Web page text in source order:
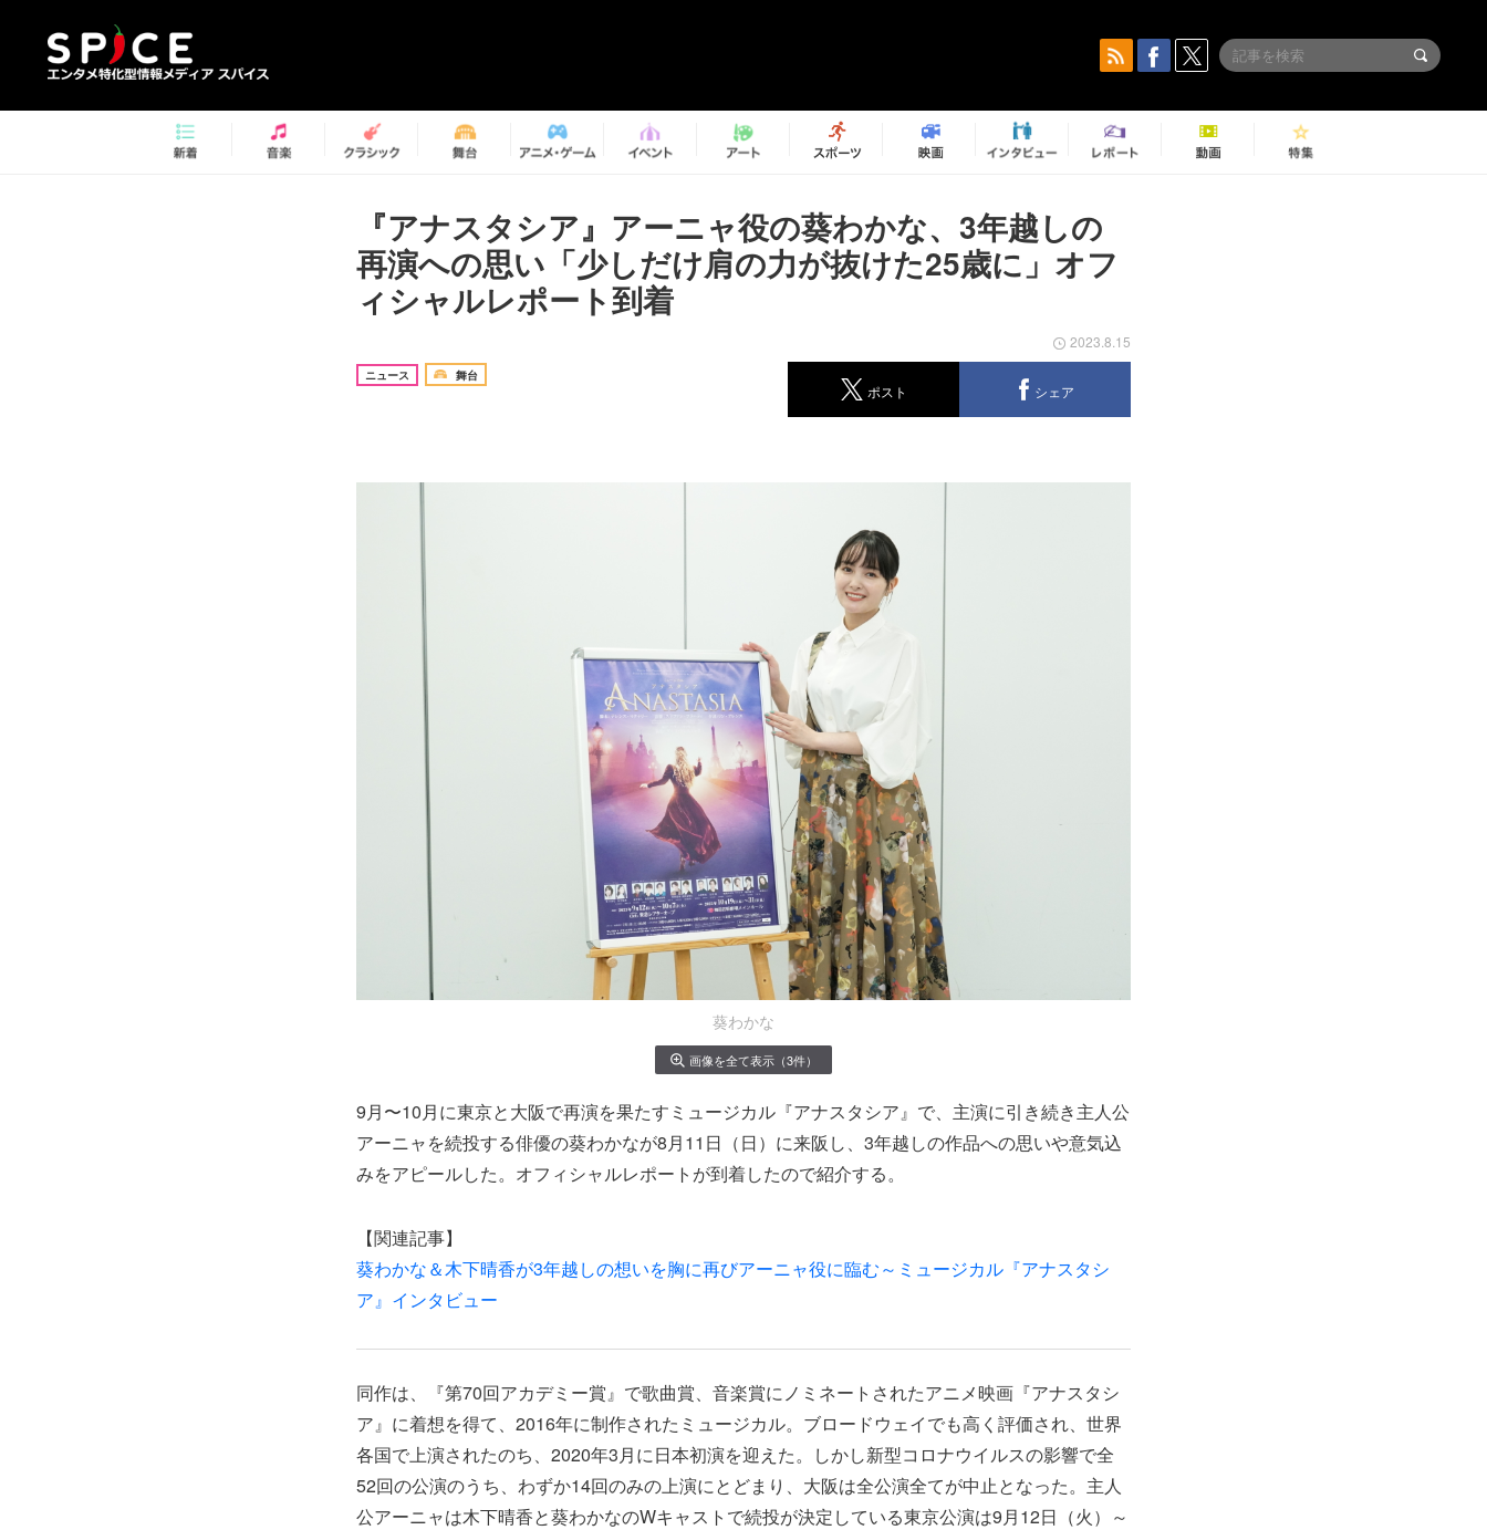
『アナスタシア』アーニャ役の葵わかな、3年越しの
再演への思い「少しだけ肩の力が抜けた25歳に」オフ
ィシャルレポート到着
ニュース 舞台
2023.8.15
ポスト シェア
葵わかな
画像を全て表示（3件）
9月〜10月に東京と大阪で再演を果たすミュージカル『アナスタシア』で、主演に引き続き主人公
アーニャを続投する俳優の葵わかなが8月11日（日）に来阪し、3年越しの作品への思いや意気込
みをアピールした。オフィシャルレポートが到着したので紹介する。
【関連記事】
葵わかな＆木下晴香が3年越しの想いを胸に再びアーニャ役に臨む～ミュージカル『アナスタシ
ア』インタビュー
同作は、『第70回アカデミー賞』で歌曲賞、音楽賞にノミネートされたアニメ映画『アナスタシ
ア』に着想を得て、2016年に制作されたミュージカル。ブロードウェイでも高く評価され、世界
各国で上演されたのち、2020年3月に日本初演を迎えた。しかし新型コロナウイルスの影響で全
52回の公演のうち、わずか14回のみの上演にとどまり、大阪は全公演全てが中止となった。主人
公アーニャは木下晴香と葵わかなのWキャストで続投が決定している東京公演は9月12日（火）～